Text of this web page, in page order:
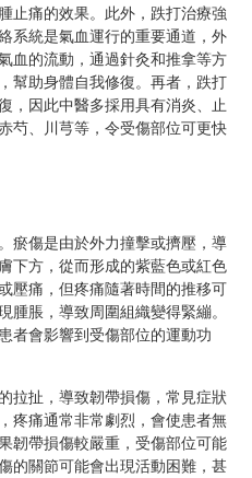
止痛的效果。此外，跌打治療強
系統是氣血運行的重要通道，外
血的流動，通過針灸和推拿等方
幫助身體自我修復。再者，跌打
，因此中醫多採用具有消炎、止
芍、川芎等，令受傷部位可更快
瘀傷是由於外力撞擊或擠壓，導
下方，從而形成的紫藍色或紅色
壓痛，但疼痛隨著時間的推移可
腫脹，導致周圍組織變得緊繃。
者會影響到受傷部位的運動功
拉扯，導致韌帶損傷，常見症狀
疼痛通常非常劇烈，會使患者無
韌帶損傷較嚴重，受傷部位可能
的關節可能會出現活動困難，甚